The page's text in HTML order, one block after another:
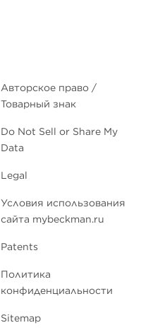
Авторское право /
Товарный знак
Do Not Sell or Share My
Data
Legal
Условия использования
сайта mybeckman.ru
Patents
Политика
конфиденциальности
Sitemap